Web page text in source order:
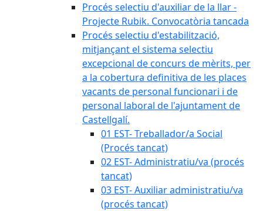
Procés selectiu d'auxiliar de la llar -
Projecte Rubik. Convocatòria tancada
Procés selectiu d'estabilització,
mitjançant el sistema selectiu
excepcional de concurs de mèrits, per
a la cobertura definitiva de les places
vacants de personal funcionari i de
personal laboral de l'ajuntament de
Castellgalí.
01 EST- Treballador/a Social
(Procés tancat)
02 EST- Administratiu/va (procés
tancat)
03 EST- Auxiliar administratiu/va
(procés tancat)